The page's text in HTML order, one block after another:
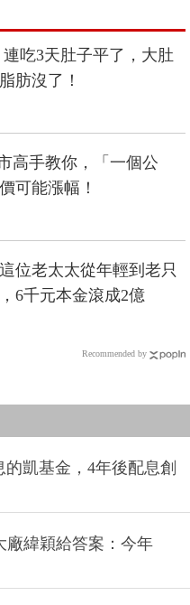
吃3天肚子平了，大肚
肪沒了！
高手教你，「一個公
可能漲幅！
位老太太從年輕到老只
6千元本金滾成2億
Recommended by
凱基金，4年後配息創
廠緯穎給答案：今年